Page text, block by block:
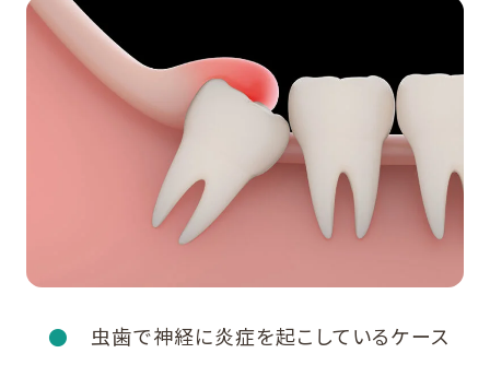
虫歯で神経に炎症を起こしているケース